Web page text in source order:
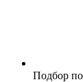
Подбор